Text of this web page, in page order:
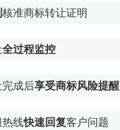
核准商标转让证明
全过程监控
成后享受商标风险提醒
热线快速回复客户问题